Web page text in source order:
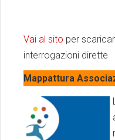
Vai al sito per
interrogazioni dirette
Mappattura